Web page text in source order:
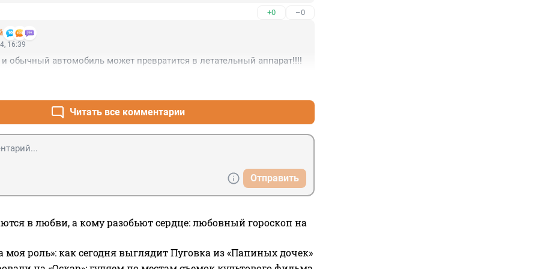
+0 –0
16:39
и обычный автомобиль может превратится в летательный аппарат!!!!
Читать все комментарии
Отправить
в любви, а кому разобьют сердце: любовный гороскоп на
моя роль»: как сегодня выглядит Пуговка из «Папиных дочек»